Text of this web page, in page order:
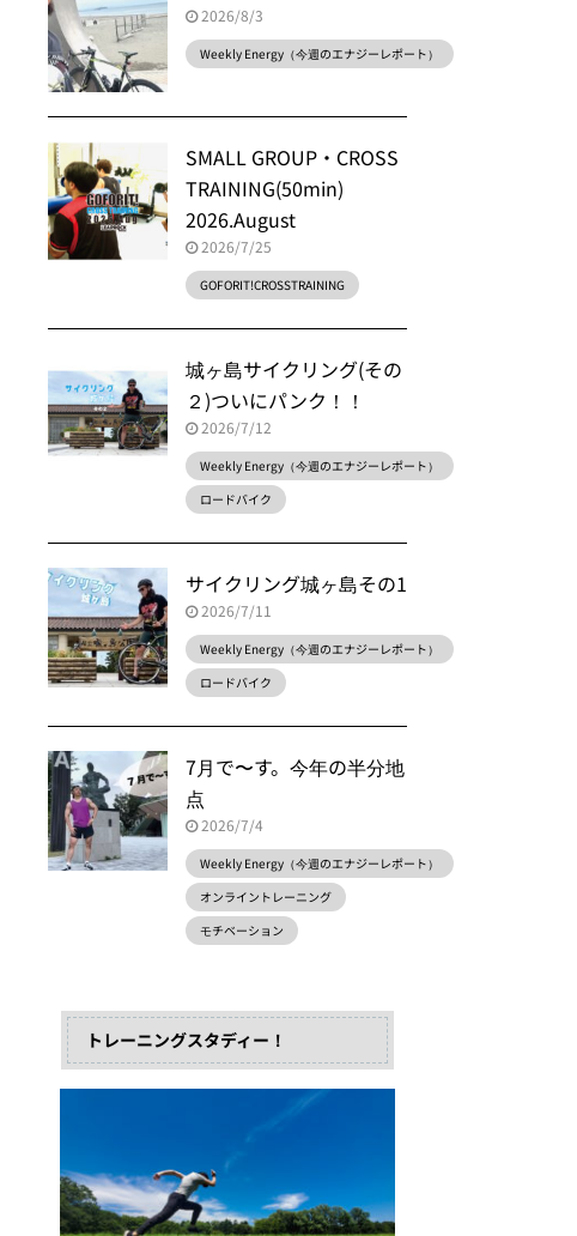
2026/8/3
Weekly Energy（今週のエナジーレポート）
SMALL GROUP・CROSS
TRAINING(50min)
2026.August
2026/7/25
GOFORIT!CROSSTRAINING
城ヶ島サイクリング(その
２)ついにパンク！！
2026/7/12
Weekly Energy（今週のエナジーレポート）
ロードバイク
サイクリング城ヶ島その1
2026/7/11
Weekly Energy（今週のエナジーレポート）
ロードバイク
7月で〜す。今年の半分地
点
2026/7/4
Weekly Energy（今週のエナジーレポート）
オンライントレーニング
モチベーション
トレーニングスタディー！